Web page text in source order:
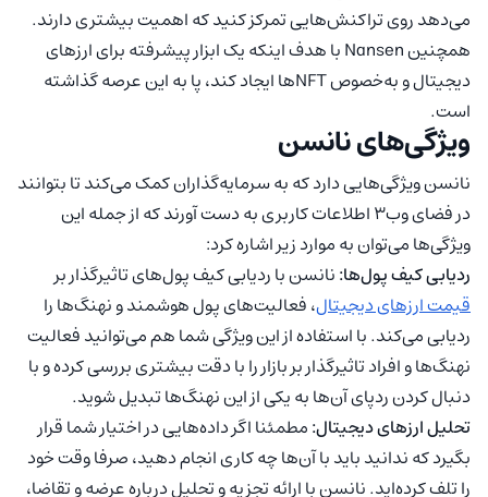
می‌دهد روی تراکنش‌هایی تمرکز کنید که اهمیت بیشتری دارند.
همچنین Nansen با هدف اینکه یک ابزار پیشرفته برای ارزهای
دیجیتال و به‌خصوص NFTها ایجاد کند، پا به این عرصه گذاشته
است.
ویژگی‌های نانسن
نانسن ویژگی‌هایی دارد که به سرمایه‌گذاران کمک می‌کند تا بتوانند
در فضای وب3 اطلاعات کاربری به دست آورند که از جمله این
ویژگی‌ها می‌توان به موارد زیر اشاره کرد:
ردیابی کیف پول‌ها:نانسن با ردیابی کیف پول‌های تاثیرگذار بر
قیمت ارزهای دیجیتال، فعالیت‌های پول هوشمند و نهنگ‌ها را
ردیابی می‌کند. با استفاده از این ویژگی شما هم می‌توانید فعالیت
نهنگ‌ها و افراد تاثیرگذار بر بازار را با دقت بیشتری بررسی کرده و با
دنبال کردن ردپای آن‌ها به یکی از این نهنگ‌ها تبدیل شوید.
تحلیل ارزهای دیجیتال:مطمئنا اگر داده‌هایی در اختیار شما قرار
بگیرد که ندانید باید با آن‌ها چه کاری انجام دهید، صرفا وقت خود
را تلف کرده‌اید. نانسن با ارائه تجزیه و تحلیل درباره عرضه و تقاضا،